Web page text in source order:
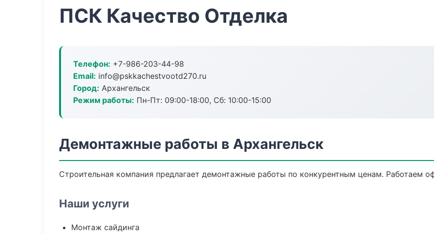
ПСК Качество Отделка
Телефон: +7-986-203-44-98
Email: info@pskkachestvootd270.ru
Город: Архангельск
Режим работы: Пн-Пт: 09:00-18:00, Сб: 10:00-15:00
Демонтажные работы в Архангельск
Строительная компания предлагает демонтажные работы по конкурентным ценам. Работаем
Наши услуги
Монтаж сайдинга